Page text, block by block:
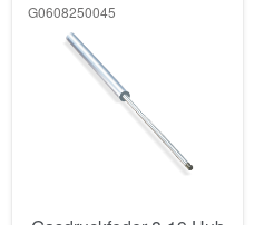
G0608250045